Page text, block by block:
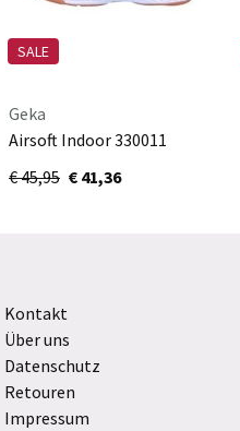
SALE
Geka
Airsoft Indoor 330011
marine/lemon/weiss
€ 45,95 € 41,36
Kontakt
Über uns
Datenschutz
Retouren
Impressum